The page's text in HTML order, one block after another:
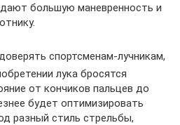
большую маневренность и
спортсменам-лучникам,
лука бросятся
от кончиков пальцев до
будет оптимизировать
разный стиль стрельбы,